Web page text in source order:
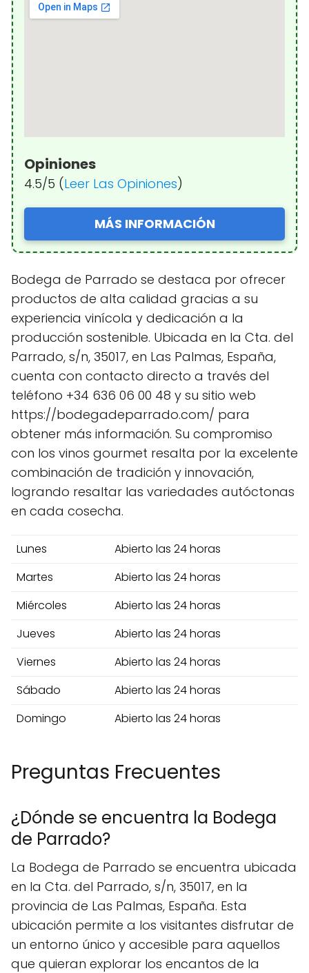
Opiniones
4.5/5 (Leer Las Opiniones)
MÁS INFORMACIÓN
Bodega de Parrado se destaca por ofrecer
productos de alta calidad gracias a su
experiencia vinícola y dedicación a la
producción sostenible. Ubicada en la Cta. del
Parrado, s/n, 35017, en Las Palmas, España,
cuenta con contacto directo a través del
teléfono +34 636 06 00 48 y su sitio web
https://bodegadeparrado.com/ para
obtener más información. Su compromiso
con los vinos gourmet resalta por la excelente
combinación de tradición y innovación,
logrando resaltar las variedades autóctonas
en cada cosecha.
Lunes
Abierto las 24 horas
Martes
Abierto las 24 horas
Miércoles
Abierto las 24 horas
Jueves
Abierto las 24 horas
Viernes
Abierto las 24 horas
Sábado
Abierto las 24 horas
Domingo
Abierto las 24 horas
Preguntas Frecuentes
¿Dónde se encuentra la Bodega
de Parrado?
La Bodega de Parrado se encuentra ubicada
en la Cta. del Parrado, s/n, 35017, en la
provincia de Las Palmas, España. Esta
ubicación permite a los visitantes disfrutar de
un entorno único y accesible para aquellos
que quieran explorar los encantos de la